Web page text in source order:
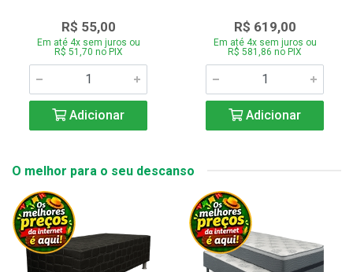
R$ 55,00
Em até 4x sem juros ou
R$ 51,70 no PIX
Adicionar
R$ 619,00
Em até 4x sem juros ou
R$ 581,86 no PIX
Adicionar
O melhor para o seu descanso